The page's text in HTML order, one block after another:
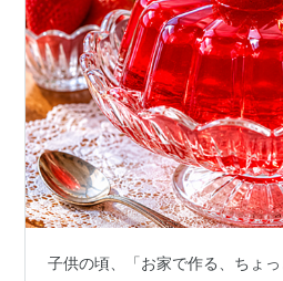
子供の頃、「お家で作る、ちょ